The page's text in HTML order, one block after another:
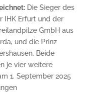
Die Sieger des
IHK Erfurt und der
GmbH aus
und die Prinz
Beide
je vier weitere
1. September 2025